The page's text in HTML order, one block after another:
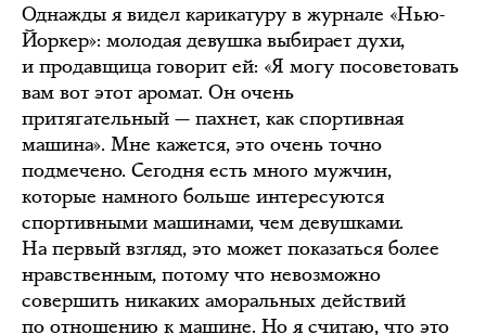
Однажды я видел карикатуру в журнале «Нью-
Йоркер»: молодая девушка выбирает духи,
и продавщица говорит ей: «Я могу посоветовать
вам вот этот аромат. Он очень
притягательный — пахнет, как спортивная
машина». Мне кажется, это очень точно
подмечено. Сегодня есть много мужчин,
которые намного больше интересуются
спортивными машинами, чем девушками.
На первый взгляд, это может показаться более
нравственным, потому что невозможно
совершить никаких аморальных действий
по отношению к машине. Но я считаю, что это